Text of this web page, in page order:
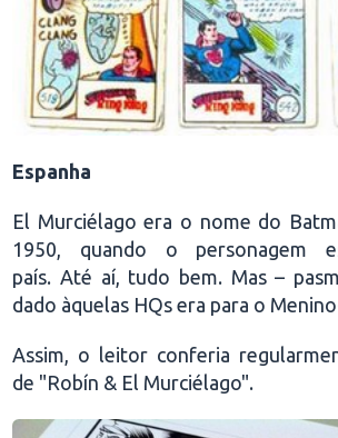
Espanha
El Murciélago era o nome do
1950, quando o personagem
país. Até aí, tudo bem. Mas –
dado àquelas HQs era para o
Assim, o leitor conferia
de "Robín & El Murciélago".